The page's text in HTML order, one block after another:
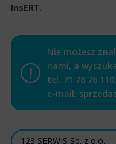
InsERT.
Nie możesz
nami, a
tel. 71 78 76 110,
e-mail: